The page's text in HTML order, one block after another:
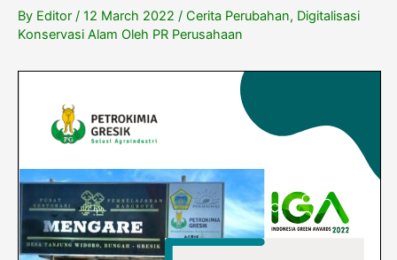
By Editor / 12 March 2022 / Cerita Perubahan, Digitalisasi
Konservasi Alam Oleh PR Perusahaan